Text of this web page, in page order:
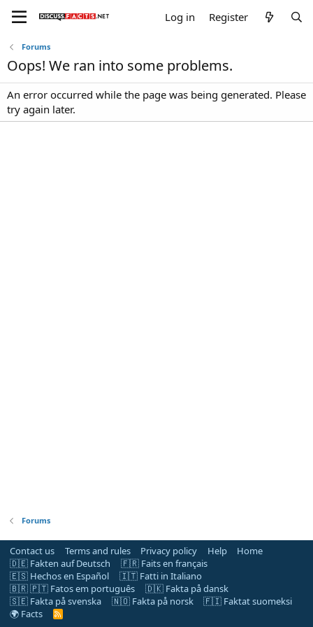
Log in Register
Forums
Oops! We ran into some problems.
An error occurred while the page was being generated. Please
try again later.
Forums
Contact us Terms and rules Privacy policy Help
Home
🇩🇪 Fakten auf Deutsch
🇫🇷 Faits en français
🇪🇸 Hechos en Español
🇮🇹 Fatti in Italiano
🇧🇷 🇵🇹 Fatos em português
🇩🇰 Fakta på dansk
🇸🇪 Fakta på svenska
🇳🇴 Fakta på norsk
🇫🇮 Faktat suomeksi
🌍 Facts
R